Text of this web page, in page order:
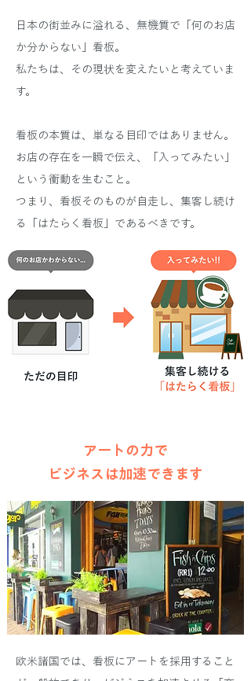
日本の街並みに溢れる、無機質で「何のお店
か分からない」看板。
私たちは、その現状を変えたいと考えていま
す。
看板の本質は、単なる目印ではありません。
お店の存在を一瞬で伝え、「入ってみたい」
という衝動を生むこと。
つまり、看板そのものが自走し、集客し続け
る「はたらく看板」であるべきです。
アートの力で
​ビジネスは加速できます
欧米諸国では、看板にアートを採用すること